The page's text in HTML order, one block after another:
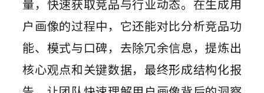
量，快速获取竞品与行业动态。在生成用
户画像的过程中，它还能对比分析竞品功
能、模式与口碑，去除冗余信息，提炼出
核心观点和关键数据，最终形成结构化报